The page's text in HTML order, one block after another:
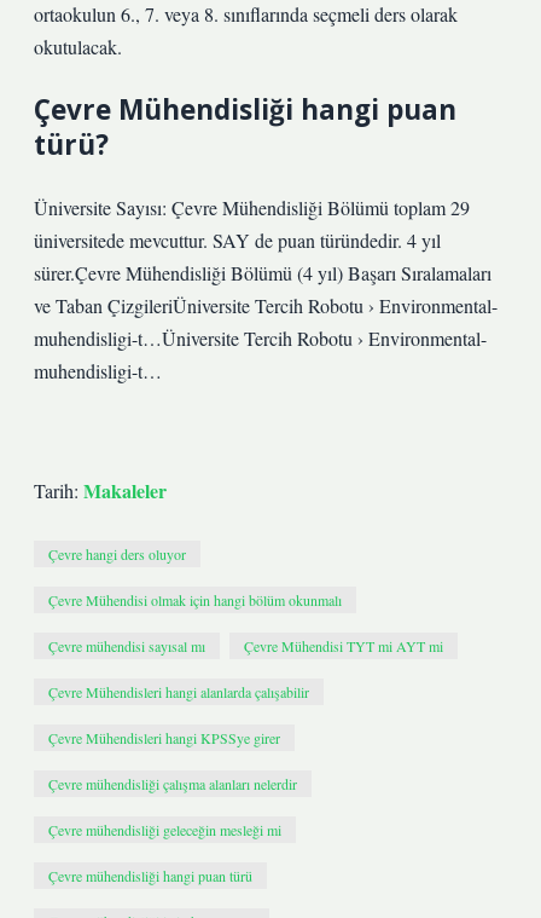
ortaokulun 6., 7. veya 8. sınıflarında seçmeli ders olarak
okutulacak.
Çevre Mühendisliği hangi puan
türü?
Üniversite Sayısı: Çevre Mühendisliği Bölümü toplam 29
üniversitede mevcuttur. SAY de puan türündedir. 4 yıl
sürer.Çevre Mühendisliği Bölümü (4 yıl) Başarı Sıralamaları
ve Taban ÇizgileriÜniversite Tercih Robotu › Environmental-
muhendisligi-t…Üniversite Tercih Robotu › Environmental-
muhendisligi-t…
Tarih: Makaleler
Çevre hangi ders oluyor
Çevre Mühendisi olmak için hangi bölüm okunmalı
Çevre mühendisi sayısal mı Çevre Mühendisi TYT mi AYT mi
Çevre Mühendisleri hangi alanlarda çalışabilir
Çevre Mühendisleri hangi KPSSye girer
Çevre mühendisliği çalışma alanları nelerdir
Çevre mühendisliği geleceğin mesleği mi
Çevre mühendisliği hangi puan türü